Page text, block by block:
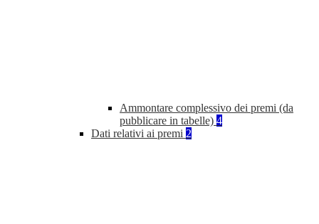
Ammontare complessivo dei premi (da
pubblicare in tabelle) 4
Dati relativi ai premi 2